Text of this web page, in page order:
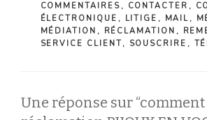
COMMENTAIRES , CONTACTER ,
ÉLECTRONIQUE , LITIGE , MAIL ,
MÉDIATION , RÉCLAMATION ,
SERVICE CLIENT, SOUSCRIRE ,
Une réponse sur